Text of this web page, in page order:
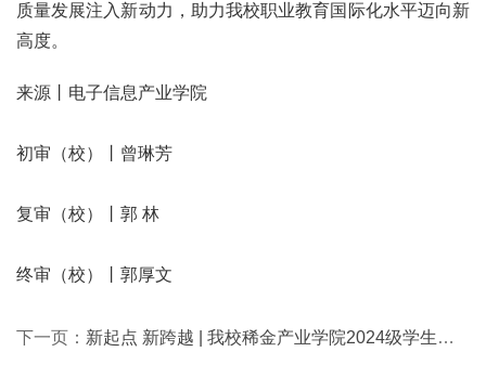
质量发展注入新动力，助力我校职业教育国际化水平迈向新
高度。
来源丨电子信息产业学院
初审（校）丨曾琳芳
复审（校）丨郭 林
终审（校）丨郭厚文
下一页： 新起点 新跨越 | 我校稀金产业学院2024级学生顺利完成跨校区搬迁